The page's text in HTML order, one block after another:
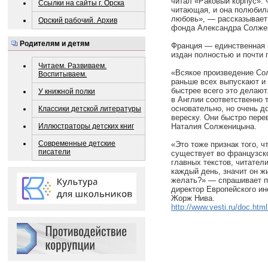
Ссылки на сайты г. Орска
Орский рабочий. Архив
Родителям и детям
Читаем. Развиваем.
Воспитываем.
У книжной полки
Классики детской литературы
Иллюстраторы детских книг
Современные детские
писатели
читающая, и она
любовь», — рассказывает
фонда Александра
Франция — единственная
издан полностью и почти
«Всякое произведение
раньше всех выпускают
быстрее всего это
в Англии
основательно, но очень
вереску. Они быстро
Наталия Солженицына.
«Это тоже признак того,
существует во
главных текстов,
каждый день, значит он
желать?» — спрашивает
директор Европейского
Жорж Нива.
http://www.vesti.ru/